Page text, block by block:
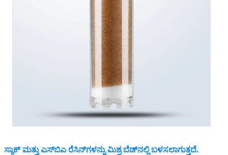
ಸ್ಯಾಕ್ ಮತ್ತು ಎಸ್‌ಬಿಎ ರೆಸಿನ್‌ಗಳನ್ನು ಮಿಶ್ರ ಬೆಡ್‌ನಲ್ಲಿ ಬಳಸಲಾಗುತ್ತದೆ.